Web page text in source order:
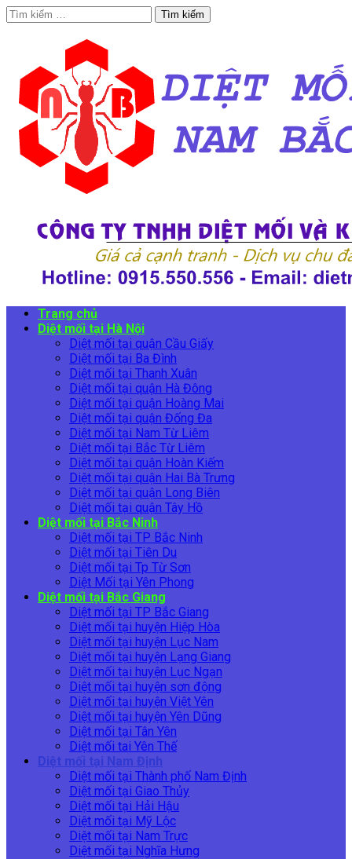
Tìm
kiếm
Trang chủ
Diệt mối tại Hà Nội
Diệt mối tại quận Cầu Giấy
Diệt mối tại Ba Đình
Diệt mối tại Thanh Xuân
Diệt mối tại quận Hà Đông
Diệt mối tại quận Hoàng Mai
Diệt mối tại quận Đống Đa
Diệt mối tại Nam Từ Liêm
Diệt mối tại Bắc Từ Liêm
Diệt mối tại quận Hoàn Kiếm
Diệt mối tại quận Hai Bà Trưng
Diệt mối tại quận Long Biên
Diệt mối tại quận Tây Hồ
Diệt mối tại Bắc Ninh
Diệt mối tại TP Bắc Ninh
Diệt mối tại Tiên Du
Diệt mối tại Tp Từ Sơn
Diệt Mối tại Yên Phong
Diệt mối tại Bắc Giang
Diệt mối tại TP Bắc Giang
Diệt mối tại huyện Hiệp Hòa
Diệt mối tại huyện Lục Nam
Diệt mối tại huyện Lạng Giang
Diệt mối tại huyện Lục Ngạn
Diệt mối tại huyện sơn động
Diệt mối tại huyện Việt Yên
Diệt mối tại huyện Yên Dũng
Diệt mối tại Tân Yên
Diệt mối tai Yên Thế
Diệt mối tại Nam Định
Diệt mối tại Thành phố Nam Định
Diệt mối tại Giao Thủy
Diệt mối tại Hải Hậu
Diệt mối tại Mỹ Lộc
Diệt mối tại Nam Trực
Diệt mối tại Nghĩa Hưng